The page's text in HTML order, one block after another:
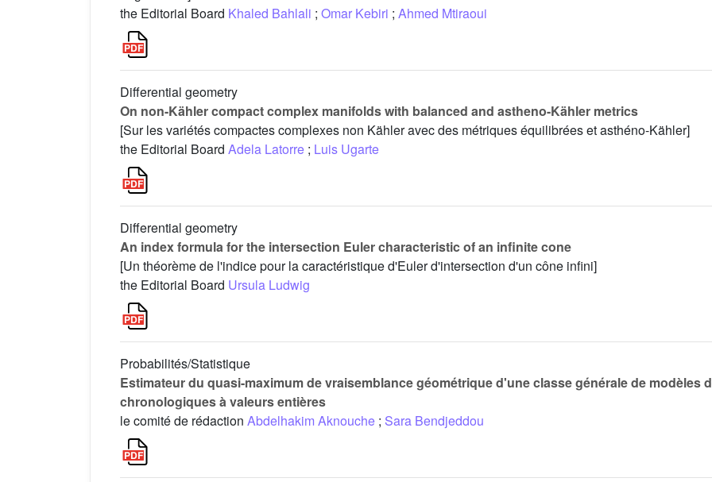
the Editorial Board Khaled Bahlali ; Omar Kebiri ; Ahmed Mtiraoui
Differential geometry
On non-Kähler compact complex manifolds with balanced and astheno-Kähler metrics
[Sur les variétés compactes complexes non Kähler avec des métriques équilibrées et asthéno-Kähler]
the Editorial Board Adela Latorre ; Luis Ugarte
Differential geometry
An index formula for the intersection Euler characteristic of an infinite cone
[Un théorème de l'indice pour la caractéristique d'Euler d'intersection d'un cône infini]
the Editorial Board Ursula Ludwig
Probabilités/Statistique
Estimateur du quasi-maximum de vraisemblance géométrique d'une classe générale de modèles
chronologiques à valeurs entières
le comité de rédaction Abdelhakim Aknouche ; Sara Bendjeddou